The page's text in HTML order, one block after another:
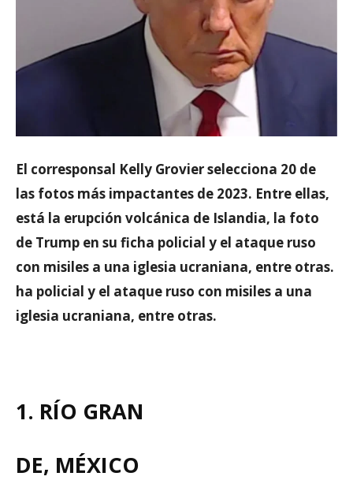
El corresponsal Kelly Grovier selecciona 20 de
las fotos más impactantes de 2023. Entre ellas,
está la erupción volcánica de Islandia, la foto
de Trump en su ficha policial y el ataque ruso
con misiles a una iglesia ucraniana, entre otras.
ha policial y el ataque ruso con misiles a una
iglesia ucraniana, entre otras.
1. RÍO GRAN
DE, MÉXICO